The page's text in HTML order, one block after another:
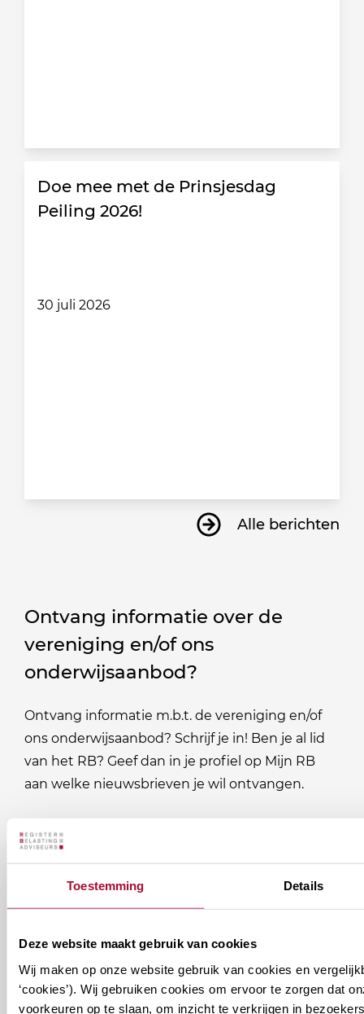
Toestemming Details
Deze website maakt gebruik van cookies
Wij maken op onze website gebruik van cookies en
‘cookies’). Wij gebruiken cookies om ervoor te zorgen dat
voorkeuren op te slaan, om inzicht te verkrijgen in
Doe mee met de Prinsjesdag
Peiling 2026!
30 juli 2026
Alle berichten
Ontvang informatie over de
vereniging en/of ons
onderwijsaanbod?
Ontvang informatie m.b.t. de vereniging en/of
ons onderwijsaanbod? Schrijf je in! Ben je al lid
van het RB? Geef dan in je profiel op Mijn RB
aan welke nieuwsbrieven je wil ontvangen.
naam@bedrijf.nl
Welke
ontvangen?
Permanente Educatie nieuwsbrief
Verenigingsnieuws